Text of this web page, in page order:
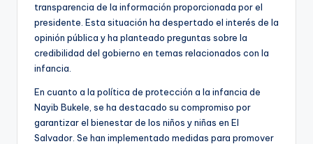
transparencia de la información proporcionada por el
presidente. Esta situación ha despertado el interés de la
opinión pública y ha planteado preguntas sobre la
credibilidad del gobierno en temas relacionados con la
infancia.
En cuanto a la política de protección a la infancia de
Nayib Bukele, se ha destacado su compromiso por
garantizar el bienestar de los niños y niñas en El
Salvador. Se han implementado medidas para promover